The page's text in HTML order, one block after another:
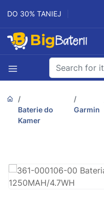
DO 30% TANIEJ
Baterie do
Kamer
Garmin